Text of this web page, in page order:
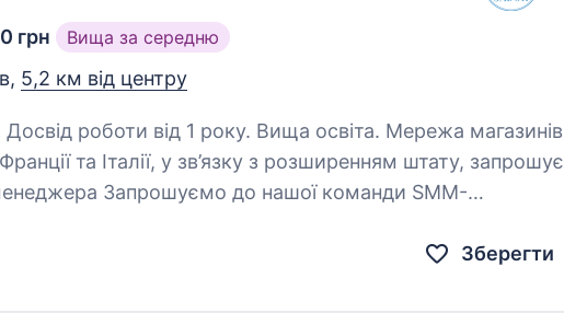
грн Вища за середню
5,2 км від центру
роботи від 1 року. Вища освіта. Мережа магазинів
та Італії, у зв’язку з розширенням штату, запрошує
Запрошуємо до нашої команди SMM-
Зберегти